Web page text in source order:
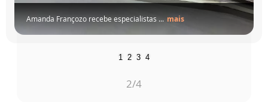
recebe especialistas ... mais
1 2 3 4
3/4